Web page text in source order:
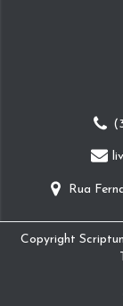
Rua
Copyright